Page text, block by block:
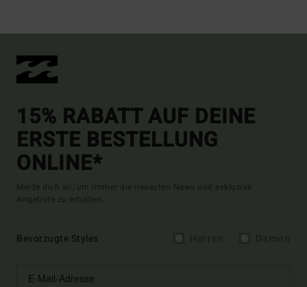
15% RABATT AUF DEINE
ERSTE BESTELLUNG
ONLINE*
Melde dich an, um immer die neuesten News und exklusive
Angebote zu erhalten.
Bevorzugte Styles